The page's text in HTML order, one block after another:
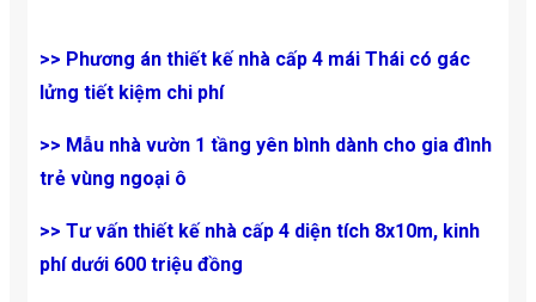
>> Phương án thiết kế nhà cấp 4 mái Thái có gác
lửng tiết kiệm chi phí
>> Mẫu nhà vườn 1 tầng yên bình dành cho gia đình
trẻ vùng ngoại ô
>> Tư vấn thiết kế nhà cấp 4 diện tích 8x10m, kinh
phí dưới 600 triệu đồng